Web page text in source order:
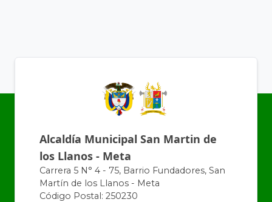
Alcaldía Municipal San Martin de
los Llanos - Meta
Carrera 5 N° 4 - 75, Barrio Fundadores, San
Martín de los Llanos - Meta
Código Postal: 250230